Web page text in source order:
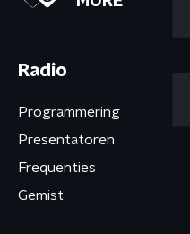
Radio
Programmering
Presentatoren
Frequenties
Gemist